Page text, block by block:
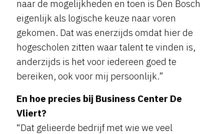
naar de mogelijkheden en toen is Den Bosch
eigenlijk als logische keuze naar voren
gekomen. Dat was enerzijds omdat hier de
hogescholen zitten waar talent te vinden is,
anderzijds is het voor iedereen goed te
bereiken, ook voor mij persoonlijk.”
En hoe precies bij Business Center De
Vliert?
“Dat gelieerde bedrijf met wie we veel